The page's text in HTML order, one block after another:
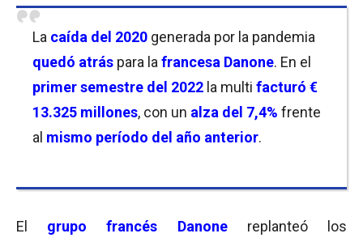
La caída del 2020 generada por la pandemia
quedó atrás para la francesa Danone. En el
primer semestre del 2022 la multi facturó €
13.325 millones, con un alza del 7,4% frente
al mismo período del año anterior.
El grupo francés Danonereplanteó los